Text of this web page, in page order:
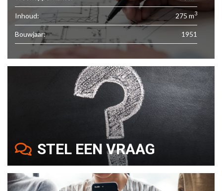
Inhoud: 275 m3
Bouwjaar: 1951
STEL EEN VRAAG